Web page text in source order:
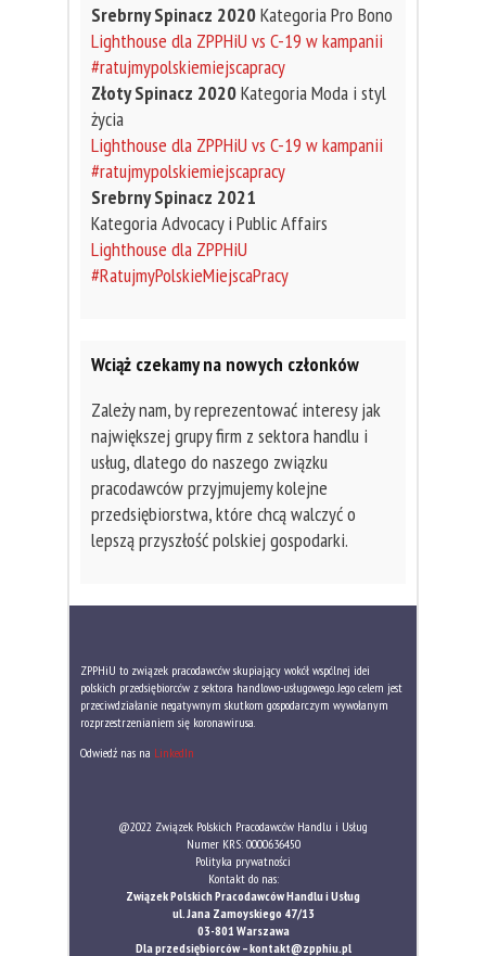
Srebrny Spinacz 2020Kategoria Pro Bono
Lighthouse dla ZPPHiU vs C-19 w kampanii
#ratujmypolskiemiejscapracy
Złoty Spinacz 2020Kategoria Moda i styl
życia
Lighthouse dla ZPPHiU vs C-19 w kampanii
#ratujmypolskiemiejscapracy
Srebrny Spinacz 2021
Kategoria Advocacy i Public Affairs
Lighthouse dla ZPPHiU
#RatujmyPolskieMiejscaPracy
Wciąż czekamy na nowych członków
Zależy nam, by reprezentować interesy jak
największej grupy firm z sektora handlu i
usług, dlatego do naszego związku
pracodawców przyjmujemy kolejne
przedsiębiorstwa, które chcą walczyć o
lepszą przyszłość polskiej gospodarki.
ZPPHiU to związek pracodawców skupiający wokół wspólnej idei
polskich przedsiębiorców z sektora handlowo-usługowego. Jego celem jest
przeciwdziałanie negatywnym skutkom gospodarczym wywołanym
rozprzestrzenianiem się koronawirusa.
Odwiedź nas na LinkedIn
@2022 Związek Polskich Pracodawców Handlu i Usług
Numer KRS: 0000636450
Polityka prywatności
Kontakt do nas:
Związek Polskich Pracodawców Handlu i Usług
ul. Jana Zamoyskiego 47/13
03-801 Warszawa
Dla przedsiębiorców –kontakt@zpphiu.pl